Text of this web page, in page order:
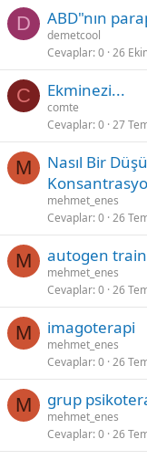
D ABD"nın
demetcool
Cevaplar 0 26
C Ekminezi...
comte
Cevaplar 0 27
M
Nasıl Bir
mehmet_enes
Cevaplar 0 26
M autogen
mehmet_enes
Cevaplar 0 26
M imagoterapi
mehmet_enes
Cevaplar 0 26
M grup
mehmet_enes
Cevaplar 0 26